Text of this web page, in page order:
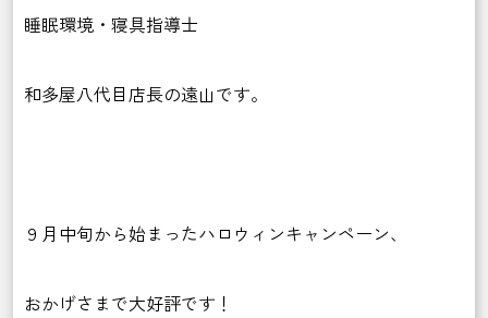
睡眠環境・寝具指導士
和多屋八代目店長の遠山です。
９月中旬から始まったハロウィンキャンペーン、
おかげさまで大好評です！